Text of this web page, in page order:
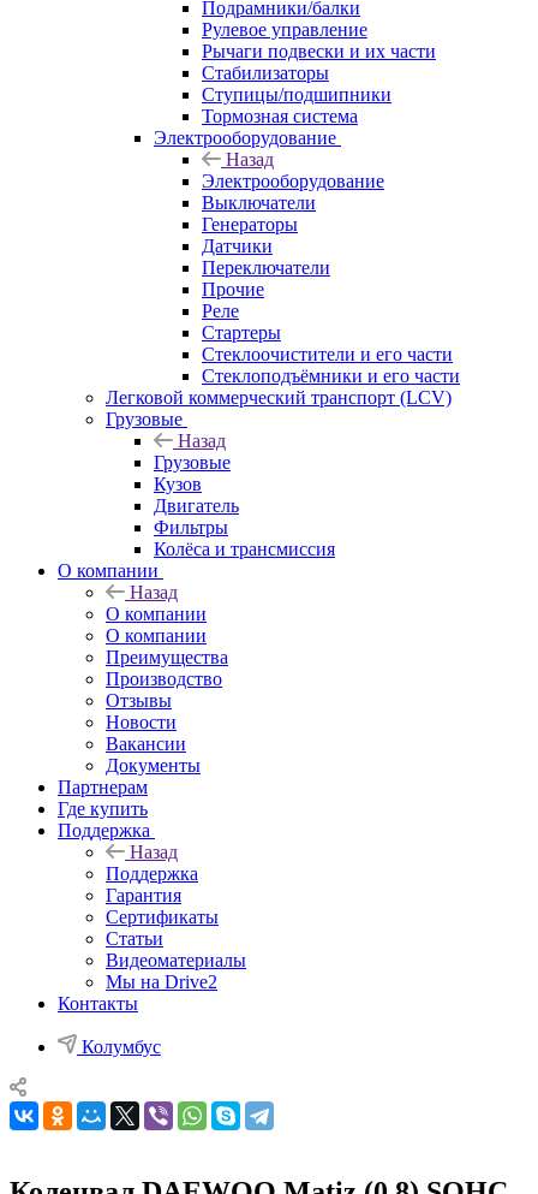
Подрамники/балки
Рулевое управление
Рычаги подвески и их части
Стабилизаторы
Ступицы/подшипники
Тормозная система
Электрооборудование
Назад
Электрооборудование
Выключатели
Генераторы
Датчики
Переключатели
Прочие
Реле
Стартеры
Стеклоочистители и его части
Стеклоподъёмники и его части
Легковой коммерческий транспорт (LCV)
Грузовые
Назад
Грузовые
Кузов
Двигатель
Фильтры
Колёса и трансмиссия
О компании
Назад
О компании
О компании
Преимущества
Производство
Отзывы
Новости
Вакансии
Документы
Партнерам
Где купить
Поддержка
Назад
Поддержка
Гарантия
Сертификаты
Статьи
Видеоматериалы
Мы на Drive2
Контакты
Колумбус